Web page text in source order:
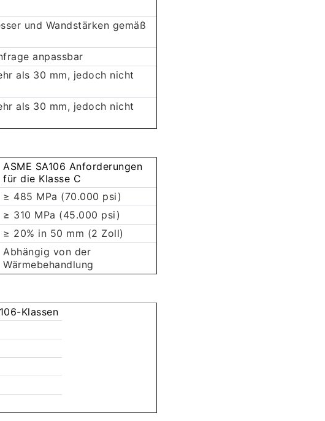
und Wandstärken gemäß
anpassbar
als 30 mm, jedoch nicht
als 30 mm, jedoch nicht
ASME SA106 Anforderungen
für die Klasse C
≥ 485 MPa (70.000 psi)
≥ 310 MPa (45.000 psi)
≥ 20% in 50 mm (2 Zoll)
Abhängig von der
Wärmebehandlung
Klassen